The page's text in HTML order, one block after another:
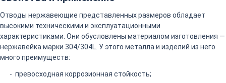
Отводы нержавеющие представленных размеров обладает
высокими техническими и эксплуатационными
характеристиками. Они обусловлены материалом изготовления —
нержавейка марки 304/304L. У этого металла и изделий из него
много преимуществ:
превосходная коррозионная стойкость;